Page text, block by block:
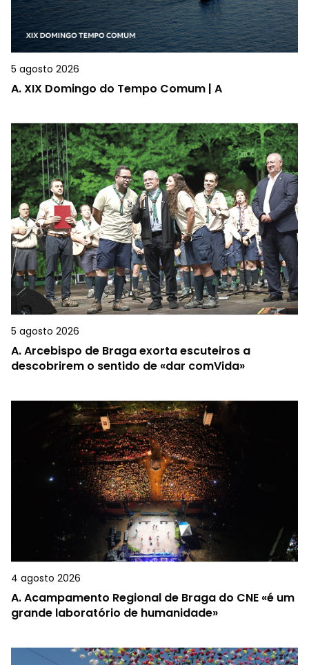
5 agosto 2026
A.XIX Domingo do Tempo Comum | A
5 agosto 2026
A.Arcebispo de Braga exorta escuteiros a
descobrirem o sentido de «dar comVida»
4 agosto 2026
A.Acampamento Regional de Braga do CNE «é um
grande laboratório de humanidade»